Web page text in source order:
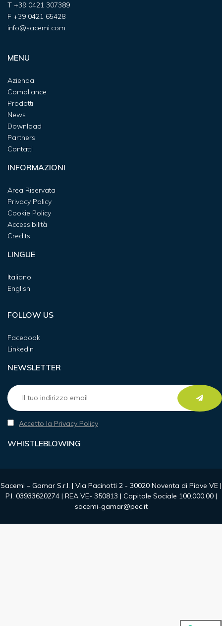
T +39 0421 307389
F +39 0421 65428
info@sacemi.com
MENU
Azienda
Compliance
Prodotti
News
Download
Partners
Contatti
INFORMAZIONI
Area Riservata
Privacy Policy
Cookie Policy
Accessibilità
Credits
LINGUE
Italiano
English
FOLLOW US
Facebook
Linkedin
NEWSLETTER
Accetto la Privacy Policy
WHISTLEBLOWING
Sacemi – Gamar S.r.l. | Via Pacinotti 2 - 30020 Noventa di Piave VE |
P.I. 03933620274 | REA VE- 350813 | Capitale Sociale 100.000,00 |
sacemi-gamar@pec.it